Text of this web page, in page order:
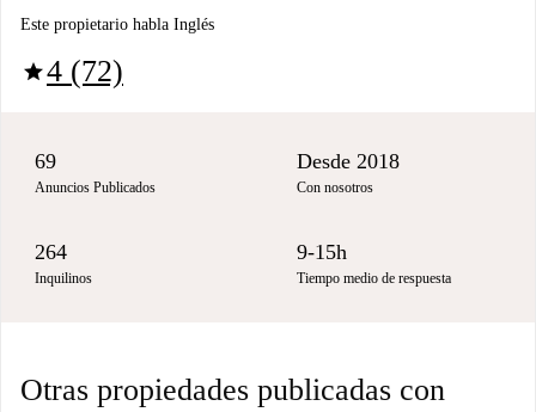
Este propietario habla Inglés
star4 (72)
69
Anuncios Publicados
Desde 2018
Con nosotros
264
Inquilinos
9-15h
Tiempo medio de respuesta
Otras propiedades publicadas con